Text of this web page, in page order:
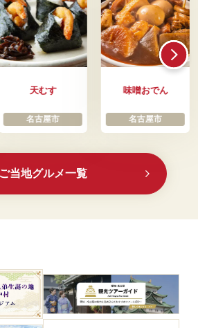
天むす
名古屋市
味噌おでん
名古屋市
ご当地グルメ一覧